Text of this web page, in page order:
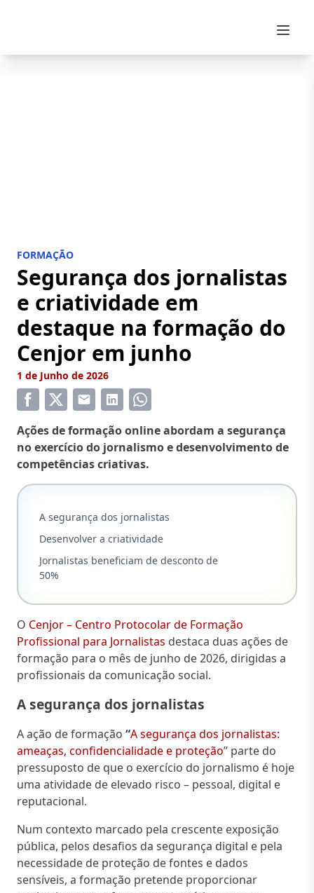
FORMAÇÃO
Segurança dos jornalistas
e criatividade em
destaque na formação do
Cenjor em junho
1 de Junho de 2026
Ações de formação online abordam a segurança
no exercício do jornalismo e desenvolvimento de
competências criativas.
A segurança dos jornalistas
Desenvolver a criatividade
Jornalistas beneficiam de desconto de
50%
O Cenjor – Centro Protocolar de Formação
Profissional para Jornalistas destaca duas ações de
formação para o mês de junho de 2026, dirigidas a
profissionais da comunicação social.
A segurança dos jornalistas
A ação de formação “A segurança dos jornalistas:
ameaças, confidencialidade e proteção” parte do
pressuposto de que o exercício do jornalismo é hoje
uma atividade de elevado risco – pessoal, digital e
reputacional.
Num contexto marcado pela crescente exposição
pública, pelos desafios da segurança digital e pela
necessidade de proteção de fontes e dados
sensíveis, a formação pretende proporcionar